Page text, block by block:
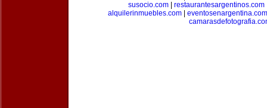
susocio.com
restaurantesargentinos.com
alquilerinmuebles.com
eventosenargentina.com